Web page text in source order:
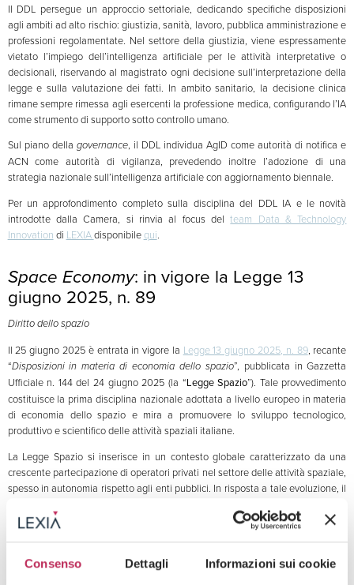
Consenso Dettagli Informazioni sui cookie
Il DDL persegue un approccio settoriale, dedicando specifiche disposizioni
agli ambiti ad alto rischio: giustizia, sanità, lavoro, pubblica amministrazione e
professioni regolamentate. Nel settore della giustizia, viene espressamente
vietato l’impiego dell’intelligenza artificiale per le attività interpretative o
decisionali, riservando al magistrato ogni decisione sull’interpretazione della
legge e sulla valutazione dei fatti. In ambito sanitario, la decisione clinica
rimane sempre rimessa agli esercenti la professione medica, configurando l’IA
come strumento di supporto sotto controllo umano.
Sul piano della governance, il DDL individua AgID come autorità di notifica e
ACN come autorità di vigilanza, prevedendo inoltre l’adozione di una
strategia nazionale sull’intelligenza artificiale con aggiornamento biennale.
Per un approfondimento completo sulla disciplina del DDL IA e le novità
introdotte dalla Camera, si rinvia al focus delteam Data & Technology
Innovation di LEXIAdisponibilequi.
Space Economy: in vigore la Legge 13
giugno 2025, n. 89
Diritto dello spazio
Il 25 giugno 2025 è entrata in vigore la Legge 13 giugno 2025, n. 89, recante
“Disposizioni in materia di economia dello spazio”, pubblicata in Gazzetta
Ufficiale n. 144 del 24 giugno 2025 (la “Legge Spazio”). Tale provvedimento
costituisce la prima disciplina nazionale adottata a livello europeo in materia
di economia dello spazio e mira a promuovere lo sviluppo tecnologico,
produttivo e scientifico delle attività spaziali italiane.
La Legge Spazio si inserisce in un contesto globale caratterizzato da una
crescente partecipazione di operatori privati nel settore delle attività spaziale,
spesso in autonomia rispetto agli enti pubblici. In risposta a tale evoluzione, il
attività spaziali di soggetti pubblici e privati. Per una panoramica sul quadro
giuridico internazionale vigente e sulle principali sfide normative, si rinvia al
cliccandoqui.